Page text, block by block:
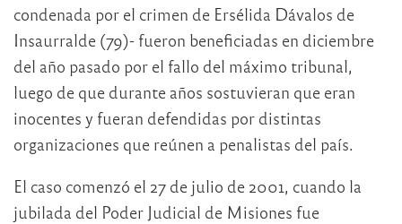
condenada por el crimen de Ersélida Dávalos de
Insaurralde (79)- fueron beneficiadas en diciembre
del año pasado por el fallo del máximo tribunal,
luego de que durante años sostuvieran que eran
inocentes y fueran defendidas por distintas
organizaciones que reúnen a penalistas del país.
El caso comenzó el 27 de julio de 2001, cuando la
jubilada del Poder Judicial de Misiones fue